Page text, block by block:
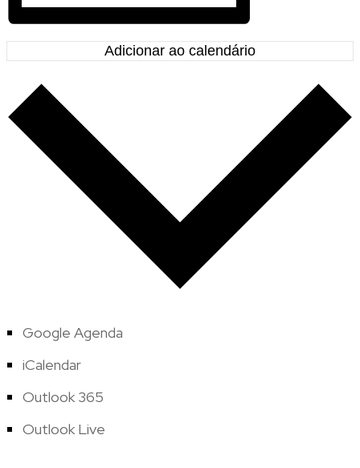
Adicionar ao calendário
Google Agenda
iCalendar
Outlook 365
Outlook Live